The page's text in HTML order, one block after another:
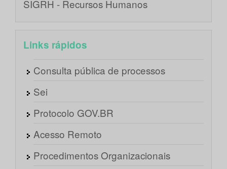
SIGRH - Recursos Humanos
Links rápidos
Consulta pública de processos
Sei
Protocolo GOV.BR
Acesso Remoto
Procedimentos Organizacionais